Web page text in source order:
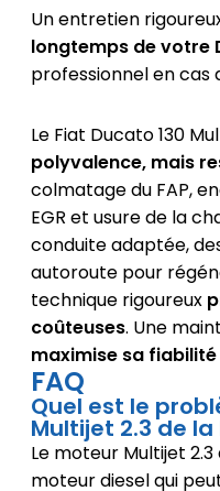
Un entretien
longtemps de votre
professionnel en cas
Le Fiat Ducato 130
polyvalence, mais
colmatage du FAP,
EGR et usure de la
conduite adaptée,
autoroute pour
technique rigoureux
coûteuses. Une
maximise sa
FAQ
Quel est le
Multijet 2.3 de
Le moteur Multijet
moteur diesel qui